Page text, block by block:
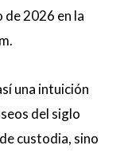
de 2026 en la
una intuición
del siglo
custodia, sino